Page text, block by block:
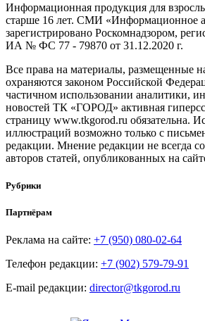
Информационная продукция для
старше 16 лет. СМИ «Информационное
зарегистрировано Роскомнадзором,
ИА № ФС 77 - 79870 от 31.12.2020 г.
Все права на материалы, размещенные
охраняются законом Российской
частичном использовании аналитики,
новостей ТК «ГОРОД» активная
страницу www.tkgorod.ru обязательна.
иллюстраций возможно только с
редакции. Мнение редакции не всегда
авторов статей, опубликованных на
Рубрики
Партнёрам
Реклама на сайте: +7 (950) 080-02-64
Телефон редакции: +7 (902) 579-79-91
E-mail редакции: director@tkgorod.ru